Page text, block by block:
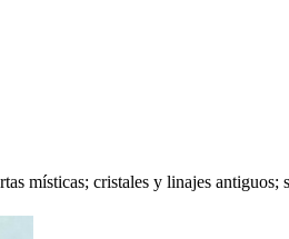
místicas; cristales y linajes